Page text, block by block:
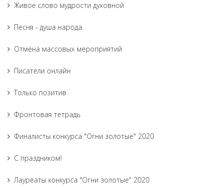
Живое слово мудрости духовной
Песня - душа народа
Отмена массовых мероприятий
Писатели онлайн
Только позитив
Фронтовая тетрадь
Финалисты конкурса "Огни золотые" 2020
С праздником!
Лауреаты конкурса "Огни золотые" 2020